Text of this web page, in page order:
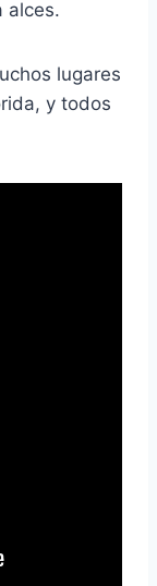
alces.
lugares
y todos